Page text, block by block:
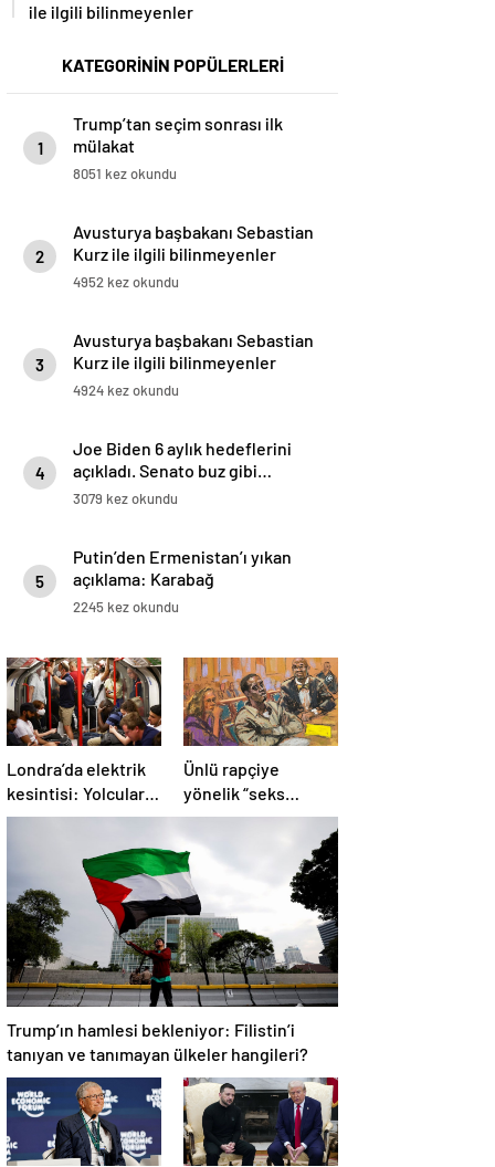
ile ilgili bilinmeyenler
KATEGORİNİN POPÜLERLERİ
1
Trump’tan seçim sonrası ilk
mülakat
8051 kez okundu
2
Avusturya başbakanı Sebastian
Kurz ile ilgili bilinmeyenler
4952 kez okundu
3
Avusturya başbakanı Sebastian
Kurz ile ilgili bilinmeyenler
4924 kez okundu
4
Joe Biden 6 aylık hedeflerini
açıkladı. Senato buz gibi…
3079 kez okundu
5
Putin’den Ermenistan’ı yıkan
açıklama: Karabağ
Azerbaycan’ın ayrılmaz bir
2245 kez okundu
Londra’da elektrik
kesintisi: Yolcular
metroda mahsur
Ünlü rapçiye
yönelik “seks
ticareti” davası
başladı
Trump’ın hamlesi bekleniyor: Filistin’i
tanıyan ve tanımayan ülkeler hangileri?